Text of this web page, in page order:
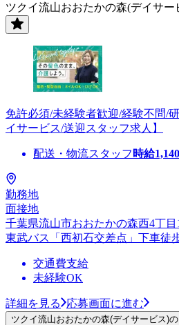
ツクイ流山おおたかの森(デイサー
免許必須/未経験者歓迎/経験不問/
イサービス/送迎スタッフ求人】
配送・物流スタッフ 時給1,140
勤務地
面接地
千葉県流山市おおたかの森西4丁目
東武バス「西初石交差点」下車徒
交通費支給
未経験OK
詳細を見る 応募画面に進む
ツクイ流山おおたかの森(デイサービス)